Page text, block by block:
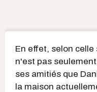
En effet, selon celle
n'est pas
ses amitiés que
la maison